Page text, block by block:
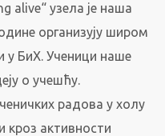
alive“ узела је наша
организују широм
у БиХ. Ученици наше
о учешћу.
радова у холу
кроз активности